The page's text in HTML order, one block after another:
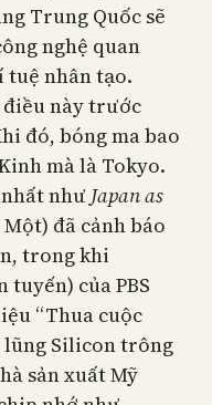
Trung Quốc sẽ
nghệ quan
nhân tạo.
này trước
đó, bóng ma bao
mà là Tokyo.
như Japan as
đã cảnh báo
trong khi
tuyến) của PBS
“Thua cuộc
lũng Silicon trông
sản xuất Mỹ